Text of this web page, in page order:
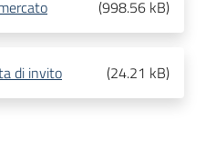
(998.56 kB)
di invito (24.21 kB)